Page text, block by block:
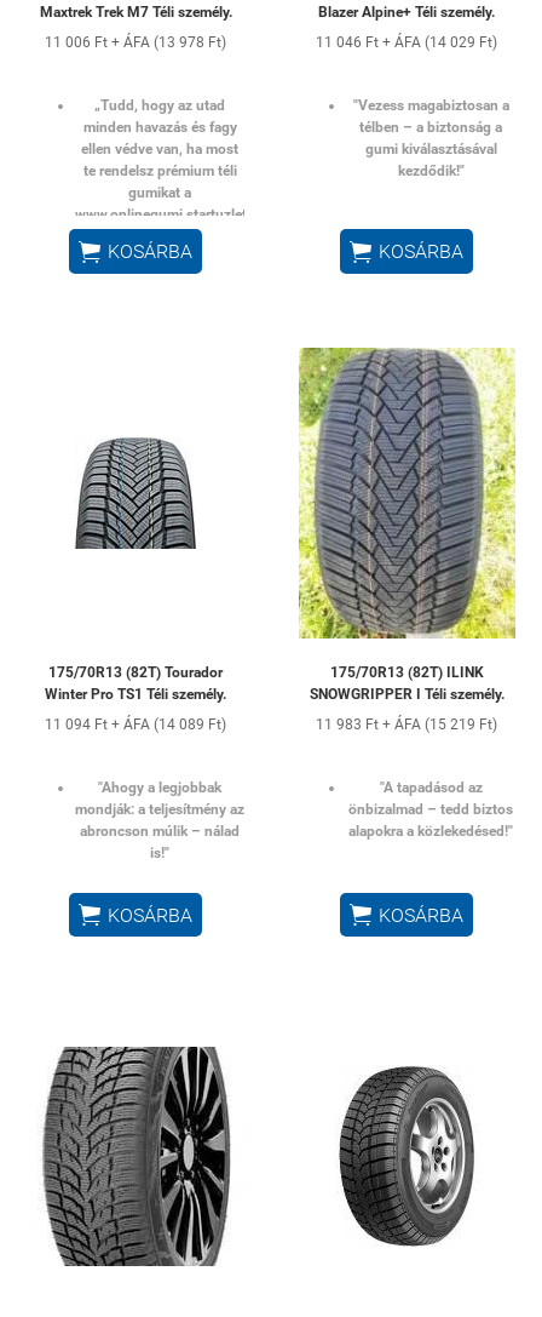
Maxtrek Trek M7 Téli személy.
11 006 Ft + ÁFA (13 978 Ft)
„Tudd, hogy az utad
minden havazás és fagy
ellen védve van, ha most
te rendelsz prémium téli
gumikat a
www.onlinegumi.startuzlet.hu
oldalról – mert a
stabilitás a te kezedben
 KOSÁRBA
Blazer Alpine+ Téli személy.
11 046 Ft + ÁFA (14 029 Ft)
"Vezess magabiztosan a
télben – a biztonság a
gumi kiválasztásával
kezdődik!"
 KOSÁRBA
175/70R13 (82T) Tourador
Winter Pro TS1 Téli személy.
11 094 Ft + ÁFA (14 089 Ft)
"Ahogy a legjobbak
mondják: a teljesítmény az
abroncson múlik – nálad
is!"
 KOSÁRBA
175/70R13 (82T) ILINK
SNOWGRIPPER I Téli személy.
11 983 Ft + ÁFA (15 219 Ft)
"A tapadásod az
önbizalmad – tedd biztos
alapokra a közlekedésed!"
 KOSÁRBA